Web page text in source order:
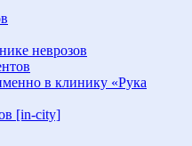
неврозов
в клинику «Рука
[in-city]